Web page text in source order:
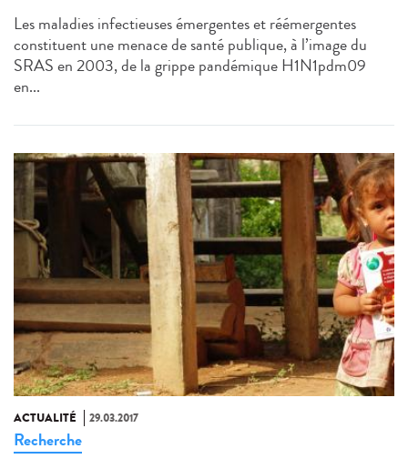
Les maladies infectieuses émergentes et réémergentes
constituent une menace de santé publique, à l’image du
SRAS en 2003, de la grippe pandémique H1N1pdm09
en...
ACTUALITÉ 29.03.2017
Recherche